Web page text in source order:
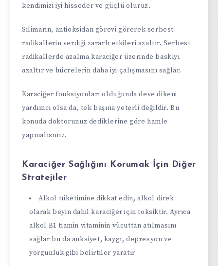
kendimizi iyi hisseder ve güçlü oluruz.
Silimarin, antioksidan görevi görerek serbest
radikallerin verdiği zararlı etkileri azaltır. Serbest
radikallerde azalma karaciğer üzerinde baskıyı
azaltır ve hücrelerin daha iyi çalışmasını sağlar.
Karaciğer fonksiyonları olduğunda deve dikeni
yardımcı olsa da, tek başına yeterli değildir. Bu
konuda doktorunuz dediklerine göre hamle
yapmalısınız.
Karaciğer Sağlığını Korumak İçin Diğer
Stratejiler
Alkol tüketimine dikkat edin, alkol direk
olarak beyin dahil karaciğer için toksiktir. Ayrıca
alkol B1 tiamin vitaminin vücuttan atılmasını
sağlar bu da anksiyet, kaygı, depresyon ve
yorgunluk gibi belirtiler yaratır